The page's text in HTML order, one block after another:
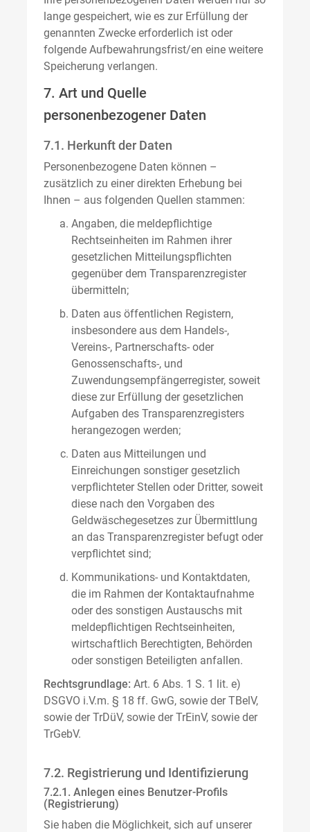
lange gespeichert, wie es zur Erfüllung der
genannten Zwecke erforderlich ist oder
folgende Aufbewahrungsfrist/en eine weitere
Speicherung verlangen.
7. Art und Quelle
personenbezogener Daten
7.1. Herkunft der Daten
Personenbezogene Daten können –
zusätzlich zu einer direkten Erhebung bei
Ihnen – aus folgenden Quellen stammen:
Angaben, die meldepflichtige
Rechtseinheiten im Rahmen ihrer
gesetzlichen Mitteilungspflichten
gegenüber dem Transparenzregister
übermitteln;
Daten aus öffentlichen Registern,
insbesondere aus dem Handels-,
Vereins-, Partnerschafts- oder
Genossenschafts-, und
Zuwendungsempfängerregister, soweit
diese zur Erfüllung der gesetzlichen
Aufgaben des Transparenzregisters
herangezogen werden;
Daten aus Mitteilungen und
Einreichungen sonstiger gesetzlich
verpflichteter Stellen oder Dritter, soweit
diese nach den Vorgaben des
Geldwäschegesetzes zur Übermittlung
an das Transparenzregister befugt oder
verpflichtet sind;
Kommunikations- und Kontaktdaten,
die im Rahmen der Kontaktaufnahme
oder des sonstigen Austauschs mit
meldepflichtigen Rechtseinheiten,
wirtschaftlich Berechtigten, Behörden
oder sonstigen Beteiligten anfallen.
Rechtsgrundlage: Art. 6 Abs. 1 S. 1 lit. e)
DSGVO i.V.m. § 18 ff. GwG, sowie der TBelV,
sowie der TrDüV, sowie der TrEinV, sowie der
TrGebV.
7.2. Registrierung und Identifizierung
7.2.1. Anlegen eines Benutzer-Profils
(Registrierung)
Sie haben die Möglichkeit, sich auf unserer